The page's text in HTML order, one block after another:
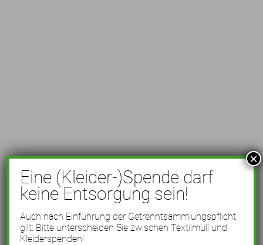
Eine (Kleider-)Spende darf
keine Entsorgung sein!
Auch nach Einführung der Getrenntsammlungspflicht
gilt: Bitte unterscheiden Sie zwischen Textilmüll und
Kleiderspenden!
×